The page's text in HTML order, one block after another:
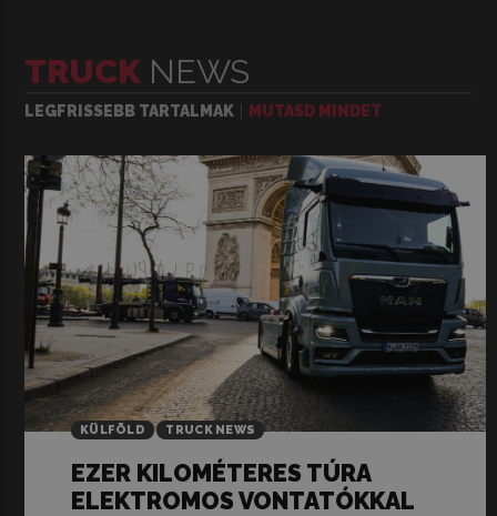
TRUCK NEWS
LEGFRISSEBB TARTALMAK MUTASD MINDET
KÜLFÖLD TRUCK NEWS
EZER KILOMÉTERES TÚRA
ELEKTROMOS VONTATÓKKAL